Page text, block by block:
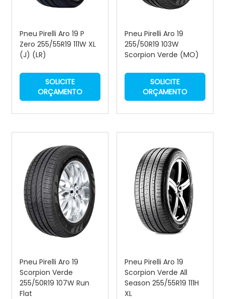
Pneu Pirelli Aro 19 P
Zero 255/55R19 111W XL
(J) (LR)
SOLICITE
ORÇAMENTO
Pneu Pirelli Aro 19
255/50R19 103W
Scorpion Verde (MO)
SOLICITE
ORÇAMENTO
Pneu Pirelli Aro 19
Scorpion Verde
255/50R19 107W Run
Flat
Pneu Pirelli Aro 19
Scorpion Verde All
Season 255/55R19 111H
XL